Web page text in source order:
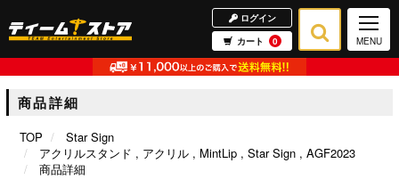
ログイン
カート
0 MENU
商品詳細
TOP
Star Sign
アクリルスタンド
アクリル MintLip Star Sign
AGF2023
商品詳細